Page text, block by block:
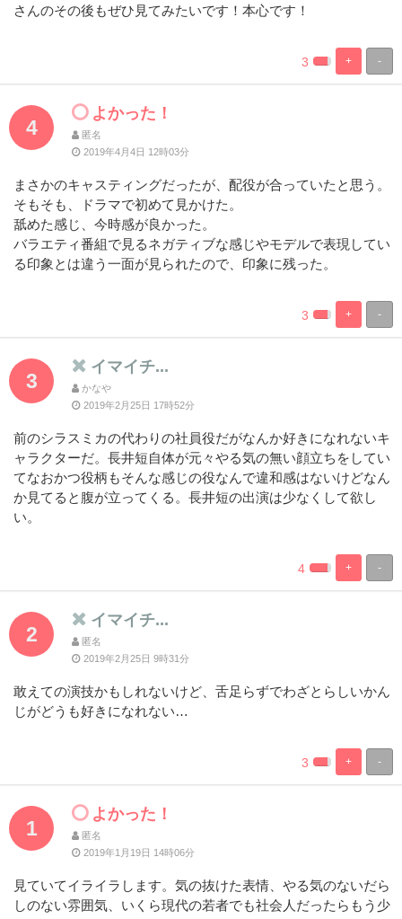
さんのその後もぜひ見てみたいです！本心です！
-
+
%
Complete
100%
Complete
3
4
よかった！
匿名
2019年4月4日 12時03分
まさかのキャスティングだったが、配役が合っていたと思う。
そもそも、ドラマで初めて見かけた。
舐めた感じ、今時感が良かった。
バラエティ番組で見るネガティブな感じやモデルで表現してい
る印象とは違う一面が見られたので、印象に残った。
-
+
%
Complete
100%
Complete
3
3
イマイチ...
かなや
2019年2月25日 17時52分
前のシラスミカの代わりの社員役だがなんか好きになれないキ
ャラクターだ。長井短自体が元々やる気の無い顔立ちをしてい
てなおかつ役柄もそんな感じの役なんで違和感はないけどなん
か見てると腹が立ってくる。長井短の出演は少なくして欲し
い。
-
+
%
Complete
100%
Complete
4
2
イマイチ...
匿名
2019年2月25日 9時31分
敢えての演技かもしれないけど、舌足らずでわざとらしいかん
じがどうも好きになれない…
-
+
%
Complete
100%
Complete
3
1
よかった！
匿名
2019年1月19日 14時06分
見ていてイライラします。気の抜けた表情、やる気のないだら
しのない雰囲気、いくら現代の若者でも社会人だったらもう少